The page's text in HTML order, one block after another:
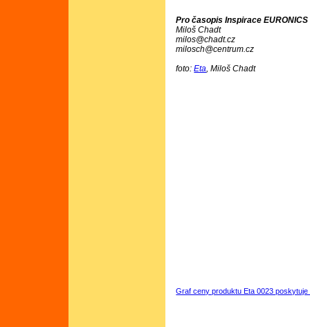
Pro časopis Inspirace EURONICS
Miloš Chadt
milos@chadt.cz
milosch@centrum.cz
foto:Eta, Miloš Chadt
Graf ceny produktu Eta 0023